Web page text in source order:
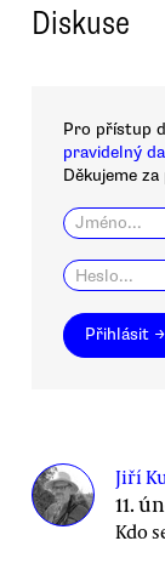
Diskuse
Pro přístup
pravidelný
Děkujeme
Přihlásit →
Jiří
11.
Kdo